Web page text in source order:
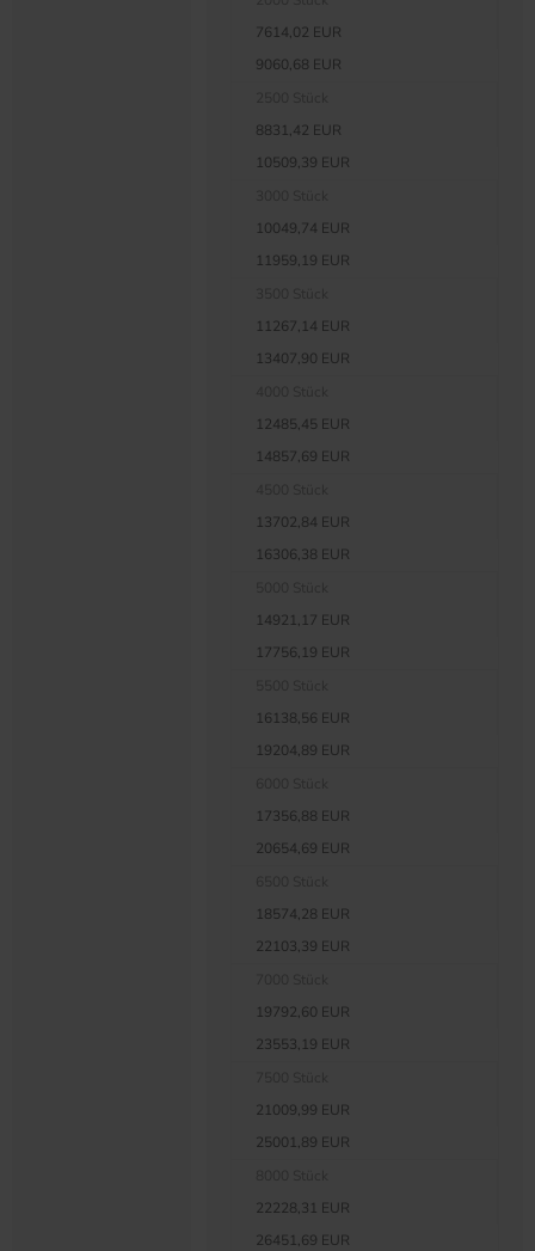
7614,02 EUR
9060,68 EUR
8831,42 EUR
10509,39 EUR
10049,74 EUR
11959,19 EUR
11267,14 EUR
13407,90 EUR
12485,45 EUR
14857,69 EUR
13702,84 EUR
16306,38 EUR
14921,17 EUR
17756,19 EUR
16138,56 EUR
19204,89 EUR
17356,88 EUR
20654,69 EUR
18574,28 EUR
22103,39 EUR
19792,60 EUR
23553,19 EUR
21009,99 EUR
25001,89 EUR
22228,31 EUR
26451,69 EUR